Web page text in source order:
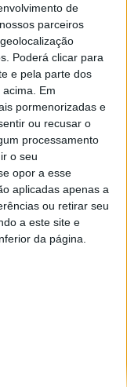
de
parceiros
Poderá clicar para
e pela parte dos
Em
pormenorizadas e
ou recusar o
processamento
o seu
opor a esse
aplicadas apenas a
ou retirar seu
a este site e
da página.
e demais desportos